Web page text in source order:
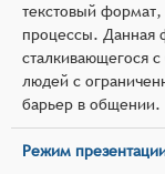
текстовый формат,
процессы. Данная
сталкивающегося
людей с
барьер в общении.
Режим